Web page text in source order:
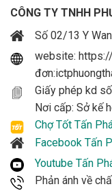
CÔNG TY TNHH
Số 02/13 Y
website:
Giấy phép kd
Nơi cấp: Sở kế
Chợ Tốt Tấn
Facebook Tấn
Youtube Tấn
Phản ánh về